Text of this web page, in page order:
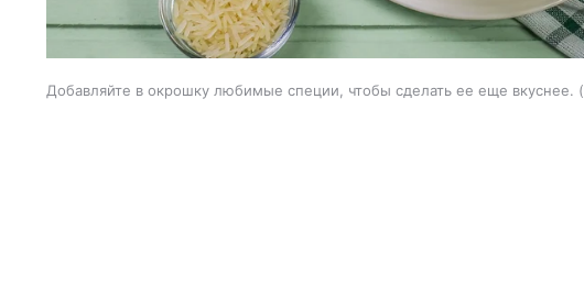
Добавляйте в окрошку любимые специи, чтобы сделать ее еще вкуснее.